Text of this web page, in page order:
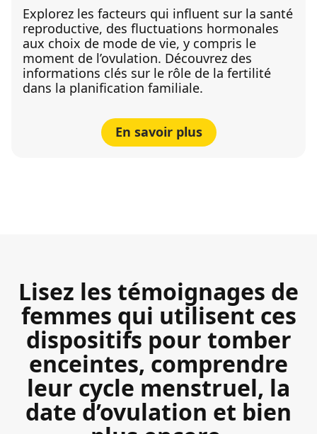
Explorez les facteurs qui influent sur la santé
reproductive, des fluctuations hormonales
aux choix de mode de vie, y compris le
moment de l’ovulation. Découvrez des
informations clés sur le rôle de la fertilité
dans la planification familiale.
En savoir plus
Lisez les témoignages de
femmes qui utilisent ces
dispositifs pour tomber
enceintes, comprendre
leur cycle menstruel, la
date d’ovulation et bien